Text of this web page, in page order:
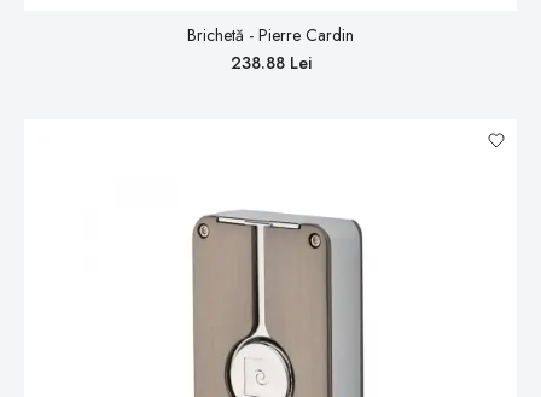
Brichetă - Pierre Cardin
238.88 Lei